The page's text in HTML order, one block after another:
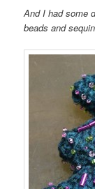
And I had some
beads and